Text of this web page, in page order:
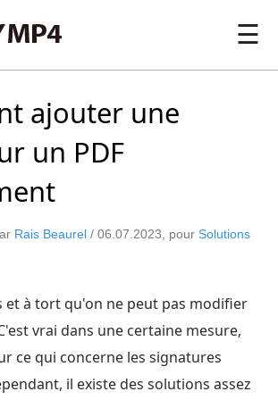
☰
ajouter une
un PDF
Rais Beaurel / 06.07.2023 , pour Solutions
et à tort qu'on ne peut pas modifier
vrai dans une certaine mesure,
ce qui concerne les signatures
il existe des solutions assez